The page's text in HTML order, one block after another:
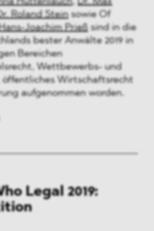
Roland Steinsowie Of
Joachim Prießsind in die
bester Anwälte 2019 in
Bereichen
Wettbewerbs- und
Wirtschaftsrecht
aufgenommen worden.
Legal 2019: